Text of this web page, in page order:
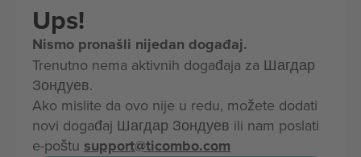
Ups!
Nismo pronašli nijedan događaj.
Trenutno nema aktivnih događaja za Шагдар
Зондуев.
Ako mislite da ovo nije u redu, možete dodati
novi događaj Шагдар Зондуев ili nam poslati
e-poštu support@ticombo.com